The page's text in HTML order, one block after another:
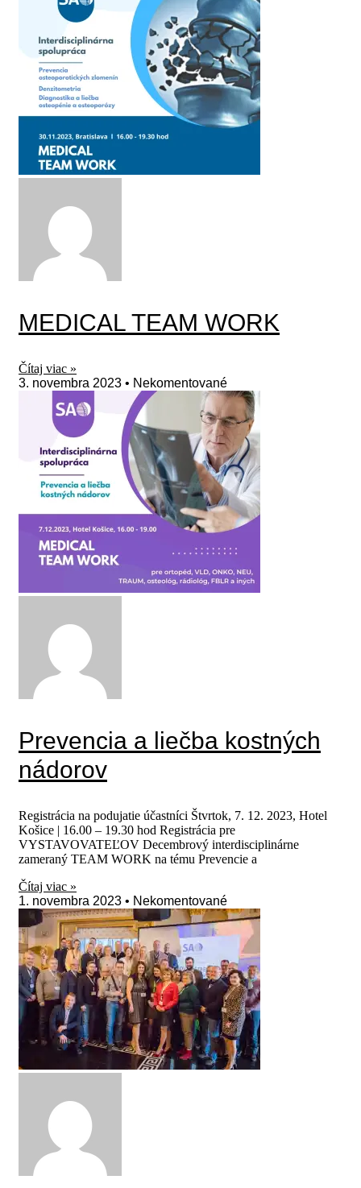
MEDICAL TEAM WORK
Čítaj viac »
3. novembra 2023
Nekomentované
Prevencia a liečba kostných
nádorov
Registrácia na podujatie účastníci Štvrtok, 7. 12. 2023, Hotel
Košice | 16.00 – 19.30 hod Registrácia pre
VYSTAVOVATEĽOV Decembrový interdisciplinárne
zameraný TEAM WORK na tému Prevencie a
Čítaj viac »
1. novembra 2023
Nekomentované